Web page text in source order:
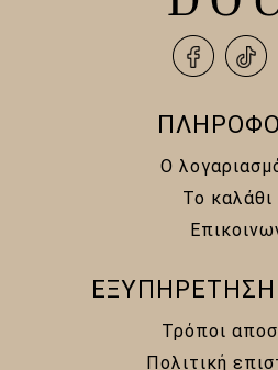
Ο
Το καλάθι
Τρόποι
Πολιτική